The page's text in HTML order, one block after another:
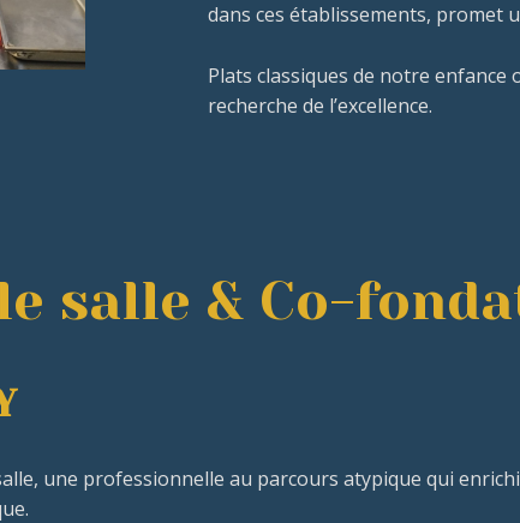
dans ces établissements, promet
Plats classiques de notre enfance
recherche de l’excellence.
salle & Co-
une professionnelle au parcours atypique qui